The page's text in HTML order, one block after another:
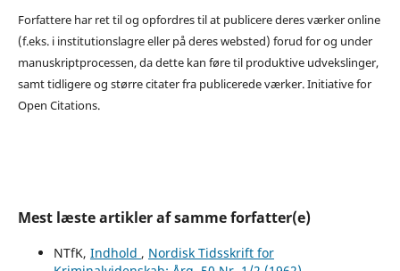
Forfattere har ret til og opfordres til at publicere deres værker online
(f.eks. i institutionslagre eller på deres websted) forud for og under
manuskriptprocessen, da dette kan føre til produktive udvekslinger,
samt tidligere og større citater fra publicerede værker. Initiative for
Open Citations.
Mest læste artikler af samme forfatter(e)
NTfK, Indhold , Nordisk Tidsskrift for